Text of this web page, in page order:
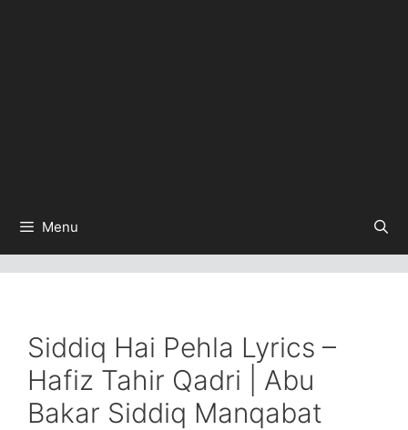
Menu
Siddiq Hai Pehla Lyrics –
Hafiz Tahir Qadri | Abu
Bakar Siddiq Manqabat